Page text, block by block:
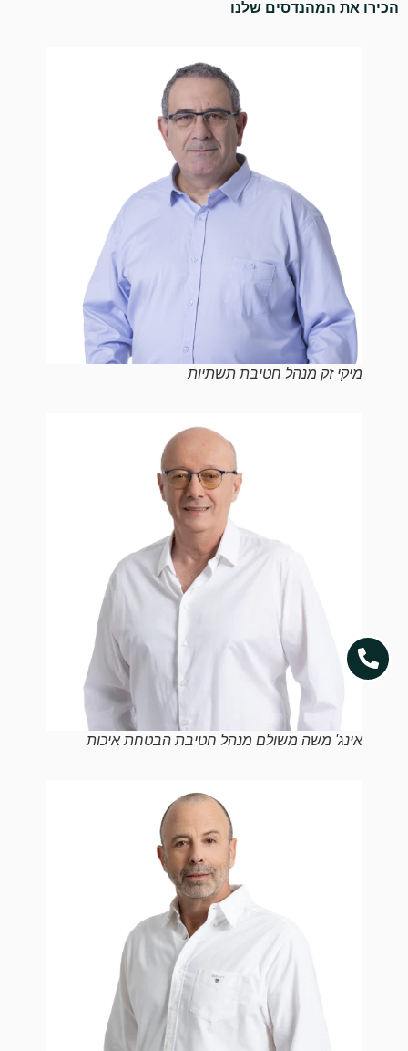
הכירו את המהנדסים שלנו
מיקי זק מנהל חטיבת תשתיות
אינג' משה משולם מנהל חטיבת הבטחת איכות